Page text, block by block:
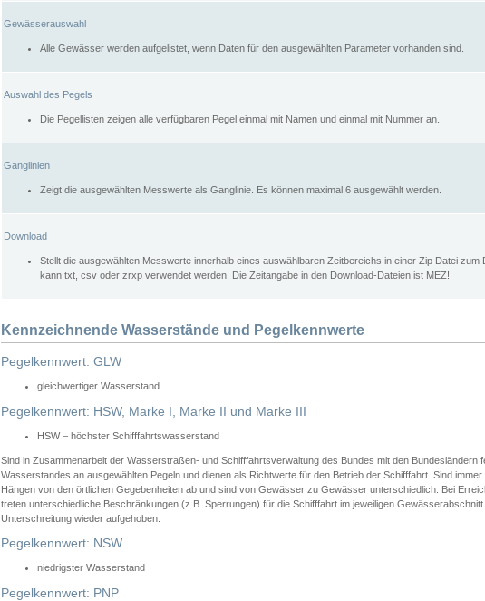
Gewässerauswahl
Alle Gewässer werden aufgelistet, wenn Daten für den ausgewählten Parameter vorhanden sind.
Auswahl des Pegels
Die Pegellisten zeigen alle verfügbaren Pegel einmal mit Namen und einmal mit Nummer an.
Ganglinien
Zeigt die ausgewählten Messwerte als Ganglinie. Es können maximal 6 ausgewählt werden.
Download
Stellt die ausgewählten Messwerte innerhalb eines auswählbaren Zeitbereichs in einer Zip Datei zum
kann txt, csv oder zrxp verwendet werden. Die Zeitangabe in den Download-Dateien ist MEZ!
Kennzeichnende Wasserstände und Pegelkennwerte
Pegelkennwert: GLW
gleichwertiger Wasserstand
Pegelkennwert: HSW, Marke I, Marke II und Marke III
HSW – höchster Schifffahrtswasserstand
Sind in Zusammenarbeit der Wasserstraßen- und Schifffahrtsverwaltung des Bundes mit den Bundesländern
Wasserstandes an ausgewählten Pegeln und dienen als Richtwerte für den Betrieb der Schifffahrt. Sind
Hängen von den örtlichen Gegebenheiten ab und sind von Gewässer zu Gewässer unterschiedlich. Bei
treten unterschiedliche Beschränkungen (z.B. Sperrungen) für die Schifffahrt im jeweiligen
Unterschreitung wieder aufgehoben.
Pegelkennwert: NSW
niedrigster Wasserstand
Pegelkennwert: PNP